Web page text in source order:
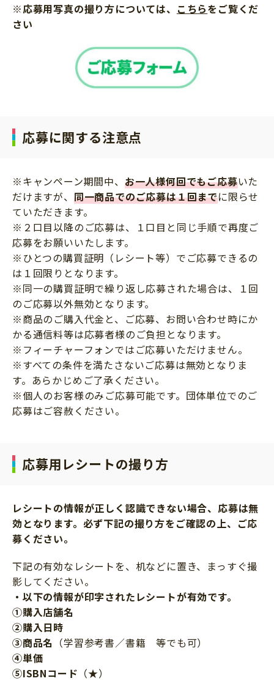
※応募用写真の撮り方については、 こちらをご覧くだ
さい
応募に関する注意点
※キャンペーン期間中、 お一人様何回でもご応募いた
だけますが、 同一商品でのご応募は１回までに限らせ
ていただきます。
※２口目以降のご応募は、１口目と同じ手順で再度ご
応募をお願いいたします。
※ひとつの購買証明（レシート等）でご応募できるの
は１回限りとなります。
※同一の購買証明で繰り返し応募された場合は、１回
のご応募以外無効となります。
※商品のご購入代金と、ご応募、お問い合わせ時にか
かる通信料等は応募者様のご負担となります。
※フィーチャーフォンではご応募いただけません。
※すべての条件を満たさないご応募は無効となりま
す。あらかじめご了承ください。
※個人のお客様のみご応募可能です。団体単位でのご
応募はご容赦ください。
応募用レシートの撮り方
レシートの情報が正しく認識できない場合、応募は無
効となります。必ず下記の撮り方をご確認の上、ご応
募ください。
下記の有効なレシートを、机などに置き、まっすぐ撮
影してください。
・以下の情報が印字されたレシートが有効です。
①購入店舗名
②購入日時
③商品名 （学習参考書／書籍 等でも可）
④単価
⑤ISBNコード （★）